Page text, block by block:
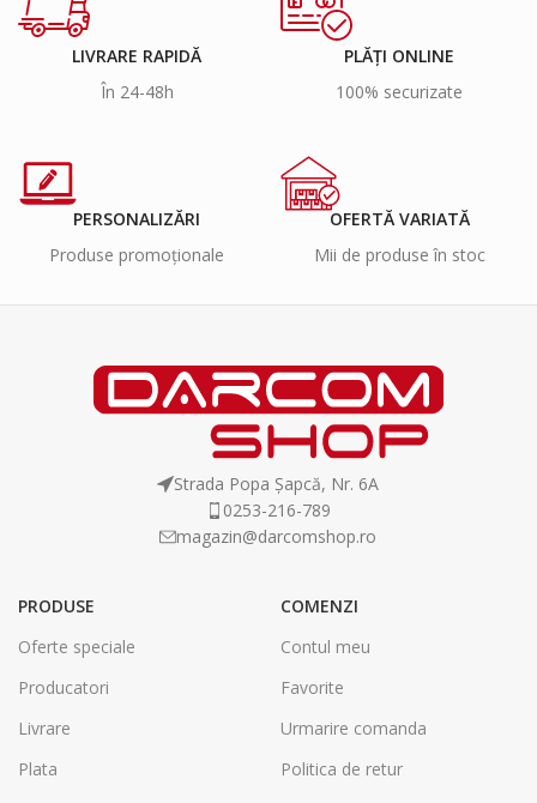
LIVRARE RAPIDĂ
În 24-48h
PLĂȚI ONLINE
100% securizate
PERSONALIZĂRI
Produse promoționale
OFERTĂ VARIATĂ
Mii de produse în stoc
Strada Popa Șapcă, Nr. 6A
0253-216-789
magazin@darcomshop.ro
PRODUSE
Oferte speciale
Producatori
Livrare
Plata
COMENZI
Contul meu
Favorite
Urmarire comanda
Politica de retur